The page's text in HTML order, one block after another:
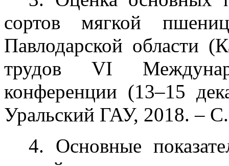
сортов мягкой
Павлодарской области
трудов VI
конференции (13–15
Уральский ГАУ, 2018. –
4. Основные